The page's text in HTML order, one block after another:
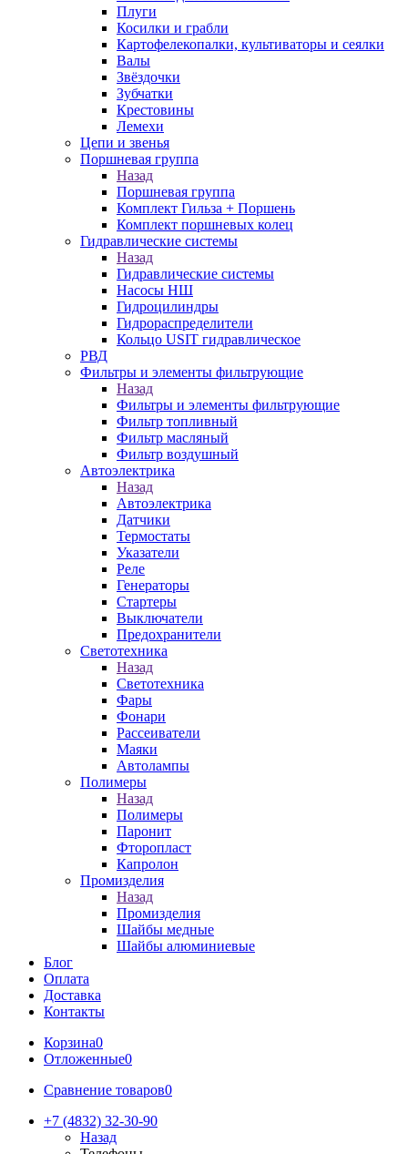
Плуги
Косилки и грабли
Картофелекопалки, культиваторы и сеялки
Валы
Звёздочки
Зубчатки
Крестовины
Лемехи
Цепи и звенья
Поршневая группа
Назад
Поршневая группа
Комплект Гильза + Поршень
Комплект поршневых колец
Гидравлические системы
Назад
Гидравлические системы
Насосы НШ
Гидроцилиндры
Гидрораспределители
Кольцо USIT гидравлическое
РВД
Фильтры и элементы фильтрующие
Назад
Фильтры и элементы фильтрующие
Фильтр топливный
Фильтр масляный
Фильтр воздушный
Автоэлектрика
Назад
Автоэлектрика
Датчики
Термостаты
Указатели
Реле
Генераторы
Стартеры
Выключатели
Предохранители
Светотехника
Назад
Светотехника
Фары
Фонари
Рассеиватели
Маяки
Автолампы
Полимеры
Назад
Полимеры
Паронит
Фторопласт
Капролон
Промизделия
Назад
Промизделия
Шайбы медные
Шайбы алюминиевые
Блог
Оплата
Доставка
Контакты
Корзина0
Отложенные0
Сравнение товаров0
+7 (4832) 32-30-90
Назад